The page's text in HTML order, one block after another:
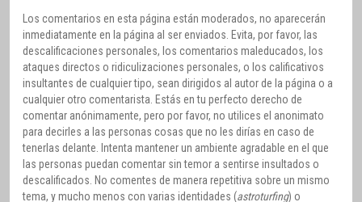
Los comentarios en esta página están moderados, no aparecerán
inmediatamente en la página al ser enviados. Evita, por favor, las
descalificaciones personales, los comentarios maleducados, los
ataques directos o ridiculizaciones personales, o los calificativos
insultantes de cualquier tipo, sean dirigidos al autor de la página o a
cualquier otro comentarista. Estás en tu perfecto derecho de
comentar anónimamente, pero por favor, no utilices el anonimato
para decirles a las personas cosas que no les dirías en caso de
tenerlas delante. Intenta mantener un ambiente agradable en el que
las personas puedan comentar sin temor a sentirse insultados o
descalificados. No comentes de manera repetitiva sobre un mismo
tema, y mucho menos con varias identidades (astroturfing) o